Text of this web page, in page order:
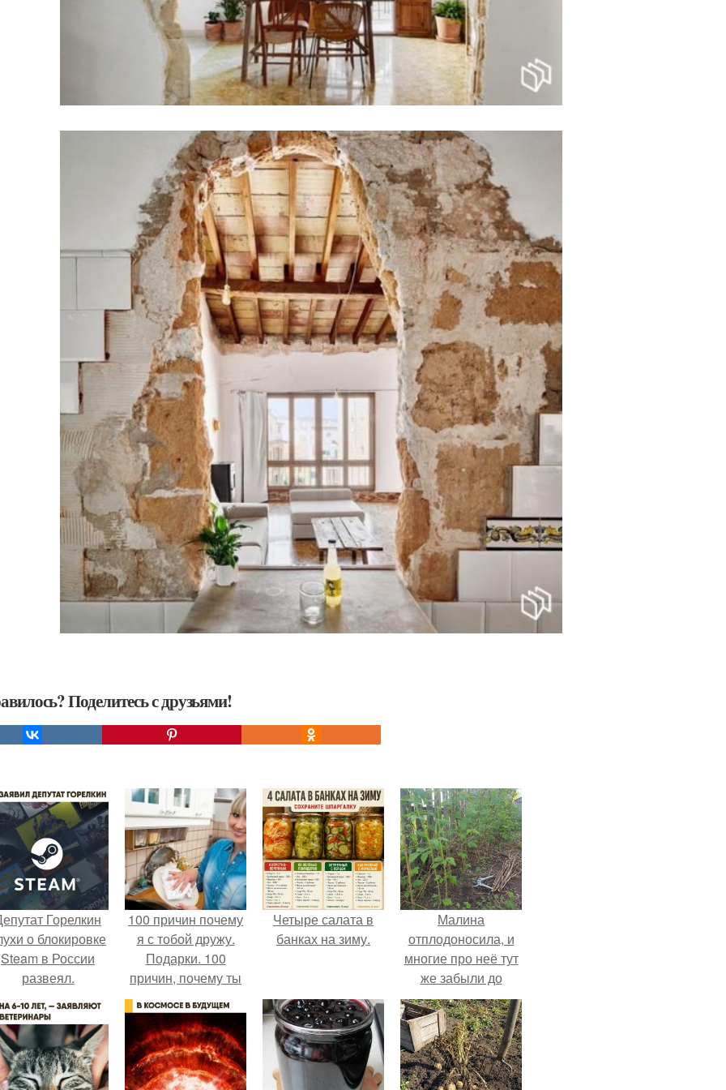
Поделитесь с друзьями!
Горелкин
о блокировке
Steam в России
развеял.
100 причин почему
я с тобой дружу.
Подарки. 100
причин, почему ты
моя лучшая
подруга.
Четыре салата в
банках на зиму.
Малина
отплодоносила, и
многие про неё тут
же забыли до
следующего лета.